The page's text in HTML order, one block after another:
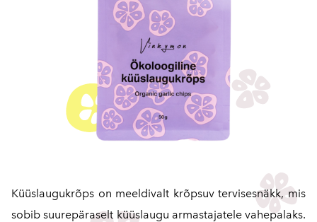
Küüslaugukrõps on meeldivalt krõpsuv tervisesnäkk, mis
sobib suurepäraselt küüslaugu armastajatele vahepalaks.